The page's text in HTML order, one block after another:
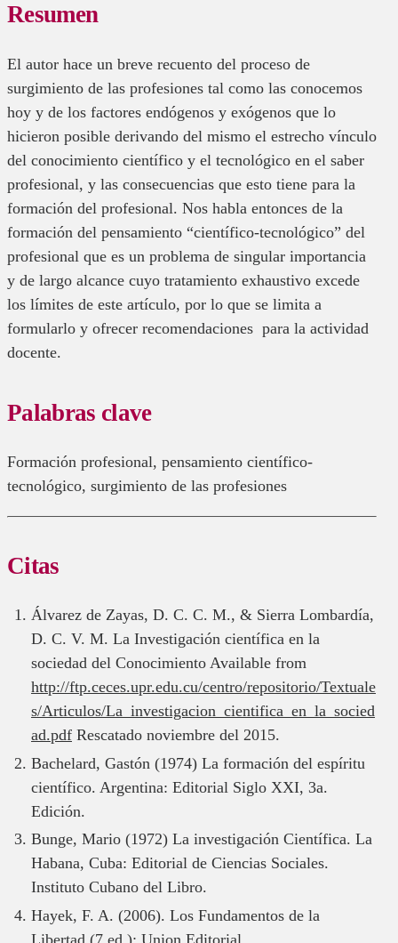
Resumen
El autor hace un breve recuento del proceso de
surgimiento de las profesiones tal como las conocemos
hoy y de los factores endógenos y exógenos que lo
hicieron posible derivando del mismo el estrecho vínculo
del conocimiento científico y el tecnológico en el saber
profesional, y las consecuencias que esto tiene para la
formación del profesional. Nos habla entonces de la
formación del pensamiento “científico-tecnológico” del
profesional que es un problema de singular importancia
y de largo alcance cuyo tratamiento exhaustivo excede
los límites de este artículo, por lo que se limita a
formularlo y ofrecer recomendaciones para la actividad
docente.
Palabras clave
formación profesional, pensamiento científico-
tecnológico, surgimiento de las profesiones
Citas
Álvarez de Zayas, D. C. C. M., & Sierra Lombardía,
D. C. V. M. La Investigación científica en la
sociedad del Conocimiento Available from
http://ftp.ceces.upr.edu.cu/centro/repositorio/Textuale
s/Articulos/La_investigacion_cientifica_en_la_socied
ad.pdf Rescatado noviembre del 2015.
Bachelard, Gastón (1974) La formación del espíritu
científico. Argentina: Editorial Siglo XXI, 3a.
Edición.
Bunge, Mario (1972) La investigación Científica. La
Habana, Cuba: Editorial de Ciencias Sociales.
Instituto Cubano del Libro.
Hayek, F. A. (2006). Los Fundamentos de la
Libertad (7 ed.): Union Editorial.